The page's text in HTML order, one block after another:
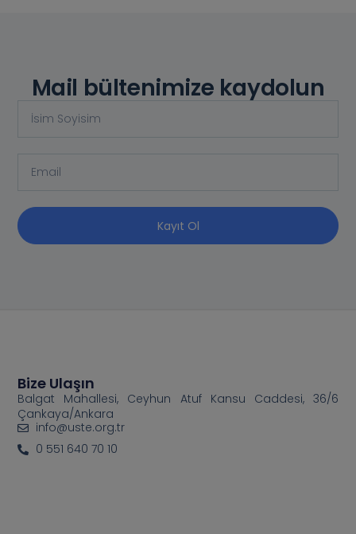
Mail bültenimize kaydolun
Kayıt Ol
Bize Ulaşın
Balgat Mahallesi, Ceyhun Atuf Kansu Caddesi, 36/6
Çankaya/Ankara
info@uste.org.tr
0 551 640 70 10